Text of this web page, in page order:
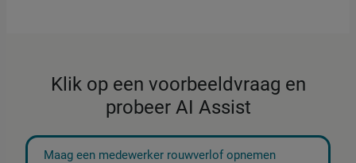
Klik op een voorbeeldvraag en
probeer AI Assist
Maag een medewerker rouwverlof opnemen